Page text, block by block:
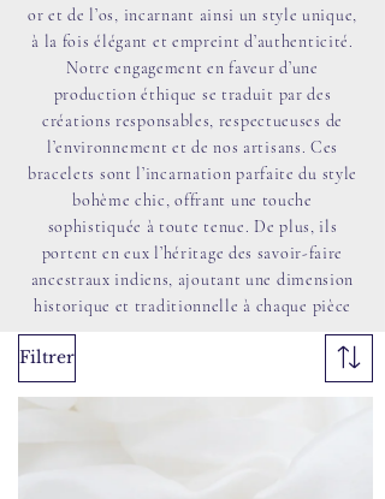
Filtrer
or et de l’os, incarnant ainsi un style unique,
à la fois élégant et empreint d’authenticité.
Notre engagement en faveur d’une
production éthique se traduit par des
créations responsables, respectueuses de
l’environnement et de nos artisans. Ces
bracelets sont l’incarnation parfaite du style
bohème chic, offrant une touche
sophistiquée à toute tenue. De plus, ils
portent en eux l’héritage des savoir-faire
ancestraux indiens, ajoutant une dimension
historique et traditionnelle à chaque pièce